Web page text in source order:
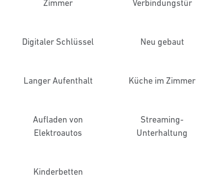
Zimmer
Verbindungstür
Digitaler Schlüssel Neu gebaut
Langer Aufenthalt Küche im Zimmer
Aufladen von
Elektroautos
Streaming-
Unterhaltung
Kinderbetten